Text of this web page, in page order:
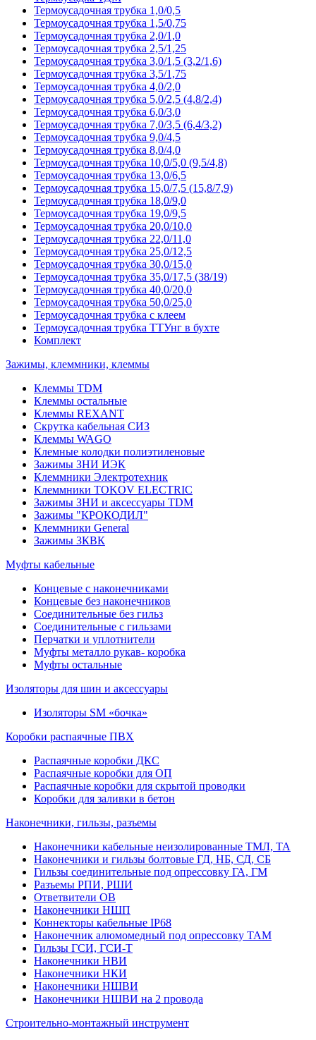
Термоусадочная трубка 1,0/0,5
Термоусадочная трубка 1,5/0,75
Термоусадочная трубка 2,0/1,0
Термоусадочная трубка 2,5/1,25
Термоусадочная трубка 3,0/1,5 (3,2/1,6)
Термоусадочная трубка 3,5/1,75
Термоусадочная трубка 4,0/2,0
Термоусадочная трубка 5,0/2,5 (4,8/2,4)
Термоусадочная трубка 6,0/3,0
Термоусадочная трубка 7,0/3,5 (6,4/3,2)
Термоусадочная трубка 9,0/4,5
Термоусадочная трубка 8,0/4,0
Термоусадочная трубка 10,0/5,0 (9,5/4,8)
Термоусадочная трубка 13,0/6,5
Термоусадочная трубка 15,0/7,5 (15,8/7,9)
Термоусадочная трубка 18,0/9,0
Термоусадочная трубка 19,0/9,5
Термоусадочная трубка 20,0/10,0
Термоусадочная трубка 22,0/11,0
Термоусадочная трубка 25,0/12,5
Термоусадочная трубка 30,0/15,0
Термоусадочная трубка 35,0/17,5 (38/19)
Термоусадочная трубка 40,0/20,0
Термоусадочная трубка 50,0/25,0
Термоусадочная трубка с клеем
Термоусадочная трубка ТТУнг в бухте
Комплект
Зажимы, клеммники, клеммы
Клеммы TDM
Клеммы остальные
Клеммы REXANT
Скрутка кабельная СИЗ
Клеммы WAGO
Клемные колодки полиэтиленовые
Зажимы ЗНИ ИЭК
Клеммники Электротехник
Клеммники TOKOV ELECTRIC
Зажимы ЗНИ и аксессуары TDM
Зажимы "КРОКОДИЛ"
Клеммники General
Зажимы 3КВК
Муфты кабельные
Концевые с наконечниками
Концевые без наконечников
Соединительные без гильз
Соединительные с гильзами
Перчатки и уплотнители
Муфты металло рукав- коробка
Муфты остальные
Изоляторы для шин и аксессуары
Изоляторы SM «бочка»
Коробки распаячные ПВХ
Распаячные коробки ДКС
Распаячные коробки для ОП
Распаячные коробки для скрытой проводки
Коробки для заливки в бетон
Наконечники, гильзы, разъемы
Наконечники кабельные неизолированные ТМЛ, ТА
Наконечники и гильзы болтовые ГД, НБ, СД, СБ
Гильзы соединительные под опрессовку ГА, ГМ
Разъемы РПИ, РШИ
Ответвители ОВ
Наконечники НШП
Коннекторы кабельные IP68
Наконечник алюмомедный под опрессовку ТАМ
Гильзы ГСИ, ГСИ-Т
Наконечники НВИ
Наконечники НКИ
Наконечники НШВИ
Наконечники НШВИ на 2 провода
Строительно-монтажный инструмент